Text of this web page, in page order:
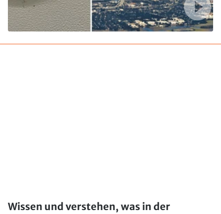
Wissen und verstehen, was in der